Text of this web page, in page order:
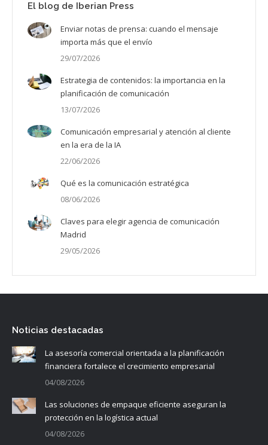
El blog de Iberian Press
Enviar notas de prensa: cuando el mensaje
importa más que el envío
29/07/2026
Estrategia de contenidos: la importancia en la
planificación de comunicación
13/07/2026
Comunicación empresarial y atención al cliente
en la era de la IA
22/06/2026
Qué es la comunicación estratégica
08/06/2026
Claves para elegir agencia de comunicación
Madrid
29/05/2026
Noticias destacadas
La asesoría comercial orientada a la planificación
financiera fortalece el crecimiento empresarial
04/08/2026
Las soluciones de empaque eficiente aseguran la
protección en la logística actual
04/08/2026